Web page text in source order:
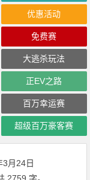
优惠活动
免费赛
大逃杀玩法
正EV之路
百万幸运赛
超级百万豪客赛
3月24日
2759 字。